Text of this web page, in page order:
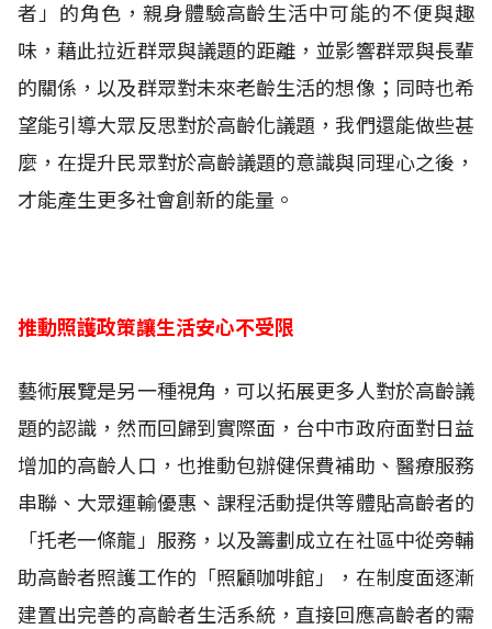
者」的角色，親身體驗高齡生活中可能的不便與趣
味，藉此拉近群眾與議題的距離，並影響群眾與長輩
的關係，以及群眾對未來老齡生活的想像；同時也希
望能引導大眾反思對於高齡化議題，我們還能做些甚
麼，在提升民眾對於高齡議題的意識與同理心之後，
才能產生更多社會創新的能量。
推動照護政策讓生活安心不受限
藝術展覽是另一種視角，可以拓展更多人對於高齡議
題的認識，然而回歸到實際面，台中市政府面對日益
增加的高齡人口，也推動包辦健保費補助、醫療服務
串聯、大眾運輸優惠、課程活動提供等體貼高齡者的
「托老一條龍」服務，以及籌劃成立在社區中從旁輔
助高齡者照護工作的「照顧咖啡館」，在制度面逐漸
建置出完善的高齡者生活系統，直接回應高齡者的需